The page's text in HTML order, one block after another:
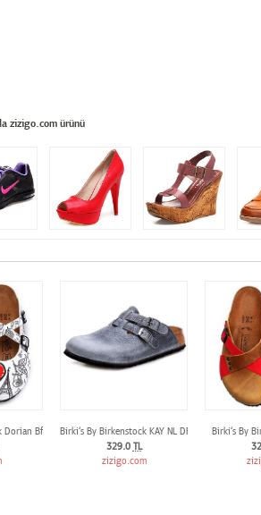
zizigo.com ürünü
Dorian Bf
Birki‘s By Birkenstock KAY NL DF
329.0 TL
zizigo.com
Birki‘s By